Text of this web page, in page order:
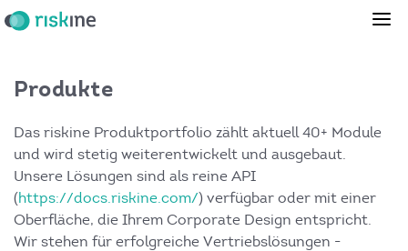
Produkte
Das riskine Produktportfolio zählt aktuell 40+ Module
und wird stetig weiterentwickelt und ausgebaut.
Unsere Lösungen sind als reine API
(https://docs.riskine.com/) verfügbar oder mit einer
Oberfläche, die Ihrem Corporate Design entspricht.
Wir stehen für erfolgreiche Vertriebslösungen -